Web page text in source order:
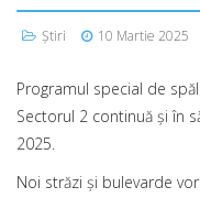
Știri 10 Martie 2025
Programul special de
Sectorul 2 continuă şi în
2025.
Noi străzi şi bulevarde